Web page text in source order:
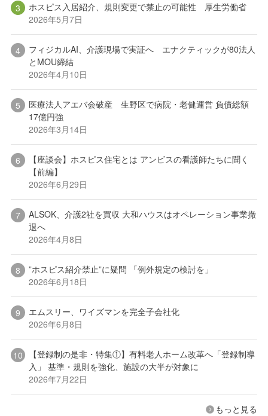
ホスピス入居紹介、規則変更で禁止の可能性 厚生労働省
2026年5月7日
フィジカルAI、介護現場で実証へ エナクティックが80法人
とMOU締結
2026年4月10日
医療法人アエバ会破産 生野区で病院・老健運営 負債総額
17億円強
2026年3月14日
【座談会】ホスピス住宅とは アンビスの看護師たちに聞く
【前編】
2026年6月29日
ALSOK、介護2社を買収 大和ハウスはオペレーション事業撤
退へ
2026年4月8日
”ホスピス紹介禁止”に疑問 「例外規定の検討を」
2026年6月18日
エムスリー、ワイズマンを完全子会社化
2026年6月8日
【登録制の是非・特集①】有料老人ホーム改革へ「登録制導
入」 基準・規則を強化、施設の大半が対象に
2026年7月22日
もっと見る